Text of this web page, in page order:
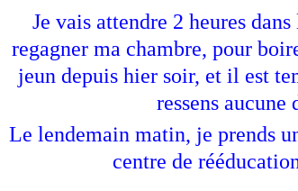
Je vais attendre 2 heures
regagner ma chambre, pour
jeun depuis hier soir, et il est
ressens aucune
Le lendemain matin, je prends
centre de